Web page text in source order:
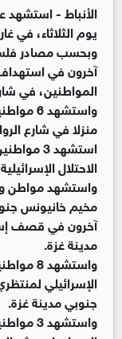
الأنباط -استشهد
يوم الثلاثاء، في
آخرون في
المواطنين، في
منزلا في شارع
استشهد
الاحتلال
واستشهد مواطن
مخيم خانيونس
آخرون في قصف
مدينة غزة.
الإسرائيلي
جنوبي مدينة غزة.